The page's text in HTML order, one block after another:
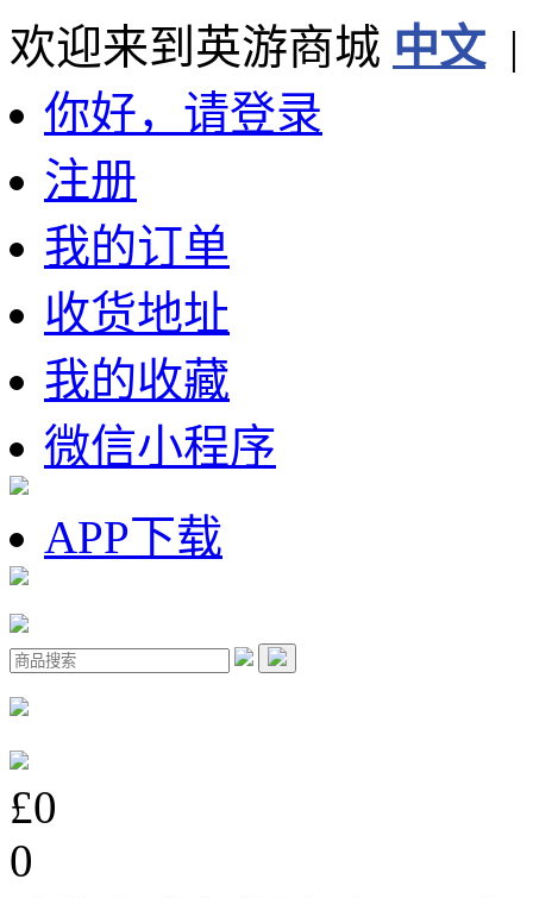
欢迎来到英游商城 中文
你好，请登录
注册
我的订单
收货地址
我的收藏
微信小程序
APP下载
£0
0